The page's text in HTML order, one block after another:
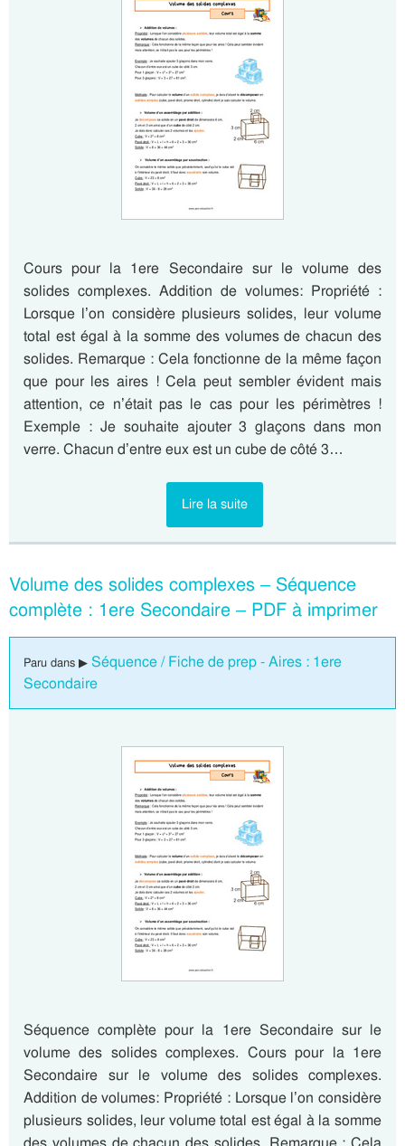
Cours pour la 1ere Secondaire sur le volume des
solides complexes. Addition de volumes: Propriété :
Lorsque l’on considère plusieurs solides, leur volume
total est égal à la somme des volumes de chacun des
solides. Remarque : Cela fonctionne de la même façon
que pour les aires ! Cela peut sembler évident mais
attention, ce n’était pas le cas pour les périmètres !
Exemple : Je souhaite ajouter 3 glaçons dans mon
verre. Chacun d’entre eux est un cube de côté 3…
Lire la suite
Volume des solides complexes – Séquence
complète : 1ere Secondaire – PDF à imprimer
Paru dans ▶ Séquence / Fiche de prep - Aires : 1ere
Secondaire
Séquence complète pour la 1ere Secondaire sur le
volume des solides complexes. Cours pour la 1ere
Secondaire sur le volume des solides complexes.
Addition de volumes: Propriété : Lorsque l’on considère
plusieurs solides, leur volume total est égal à la somme